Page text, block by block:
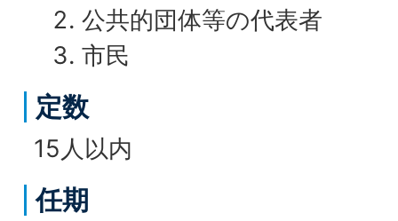
公共的団体等の代表者
市民
定数
15人以内
任期